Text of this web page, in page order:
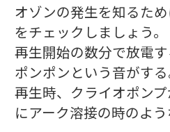
オゾンの発生を知るた
をチェックしましょう。
再生開始の数分で放電す
ポンポンという音がする
再生時、クライオポン
にアーク溶接の時のよう